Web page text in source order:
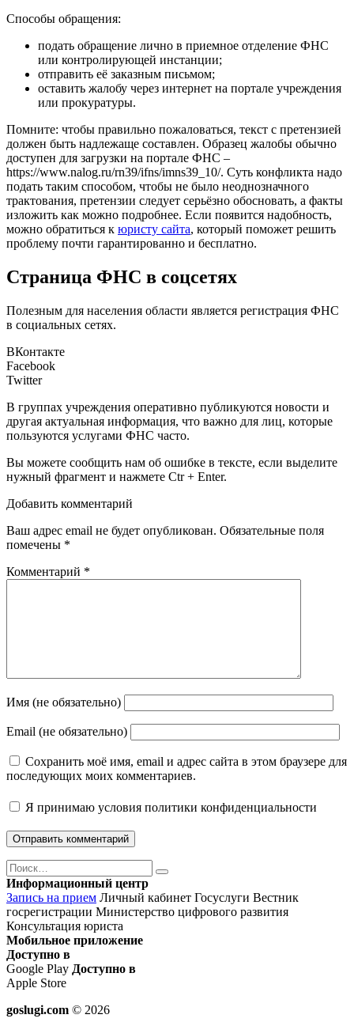
Способы обращения:
подать обращение лично в приемное отделение ФНС
или контролирующей инстанции;
отправить её заказным письмом;
оставить жалобу через интернет на портале учреждения
или прокуратуры.
Помните: чтобы правильно пожаловаться, текст с претензией
должен быть надлежаще составлен. Образец жалобы обычно
доступен для загрузки на портале ФНС –
https://www.nalog.ru/rn39/ifns/imns39_10/. Суть конфликта надо
подать таким способом, чтобы не было неоднозначного
трактования, претензии следует серьёзно обосновать, а факты
изложить как можно подробнее. Если появится надобность,
можно обратиться к юристу сайта, который поможет решить
проблему почти гарантированно и бесплатно.
Страница ФНС в соцсетях
Полезным для населения области является регистрация ФНС
в социальных сетях.
ВКонтакте
Facebook
Twitter
В группах учреждения оперативно публикуются новости и
другая актуальная информация, что важно для лиц, которые
пользуются услугами ФНС часто.
Вы можете сообщить нам об ошибке в тексте, если выделите
нужный фрагмент и нажмете Ctr + Enter.
Добавить комментарий
Ваш адрес email не будет опубликован. Обязательные поля
помечены *
Комментарий *
Имя (не обязательно)
Email (не обязательно)
Сохранить моё имя, email и адрес сайта в этом браузере для
последующих моих комментариев.
Я принимаю условия политики конфиденциальности
Поиск
Найти
Информационный центр
Запись на прием Личный кабинет Госуслуги Вестник
госрегистрации Министерство цифрового развития
Консультация юриста
Мобильное приложение
Доступно в
Google Play Доступно в
Apple Store
goslugi.com © 2026